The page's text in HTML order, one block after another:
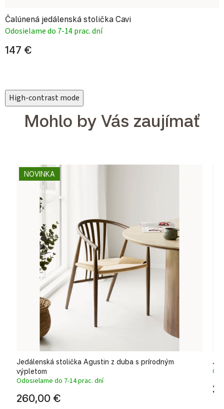
Čalúnená jedálenská stolička Cavi
Odosielame do 7-14 prac. dní
147 €
High-contrast mode
Mohlo by Vás zaujímať
NOVINKA
Jedálenská stolička Agustin z duba s prírodným
výpletom
Odosielame do 7-14 prac. dní
260,00 €